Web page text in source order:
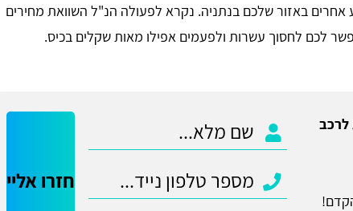
אחרים באזור שלכם בנתניה. נקרא לפעולה הנ"ל השוואת מחירים
לכם לחסוך עשרות ולפעמים אפילו מאות שקלים בכיס.
לרכב
חזרו אליי